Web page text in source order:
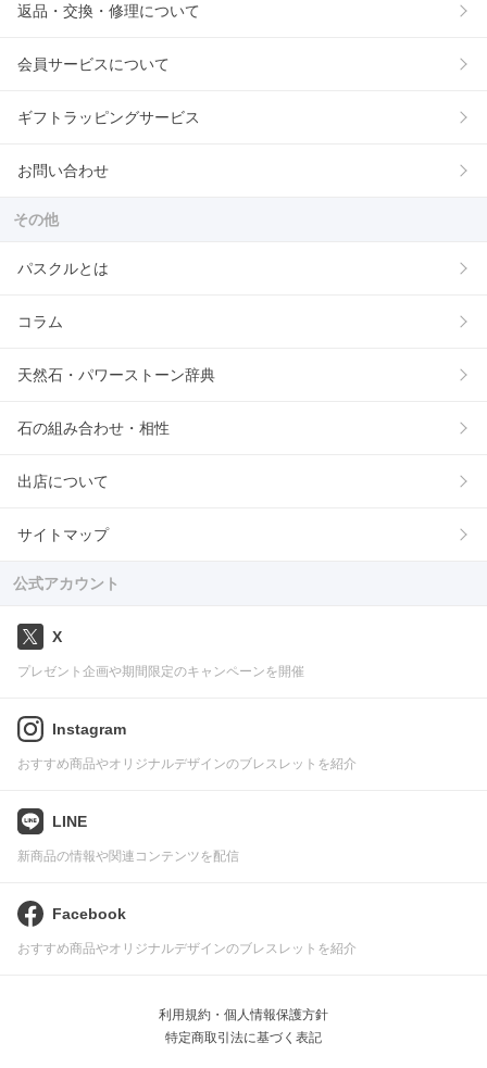
返品・交換・修理について
会員サービスについて
ギフトラッピングサービス
お問い合わせ
その他
パスクルとは
コラム
天然石・パワーストーン辞典
石の組み合わせ・相性
出店について
サイトマップ
公式アカウント
X
プレゼント企画や期間限定のキャンペーンを開催
Instagram
おすすめ商品やオリジナルデザインのブレスレットを紹介
LINE
新商品の情報や関連コンテンツを配信
Facebook
おすすめ商品やオリジナルデザインのブレスレットを紹介
利用規約・個人情報保護方針
特定商取引法に基づく表記